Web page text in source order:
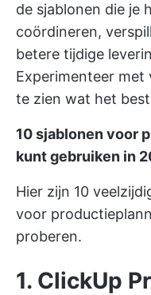
de sjablonen die je
coördineren,
betere tijdige
Experimenteer met
te zien wat het
10 sjablonen voor
kunt gebruiken in
Hier zijn 10
voor
proberen.
1. ClickUp